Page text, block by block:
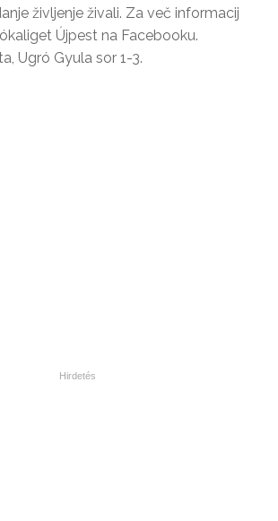
življenje živali. Za več informacij
Újpest na Facebooku.
Ugró Gyula sor 1-3.